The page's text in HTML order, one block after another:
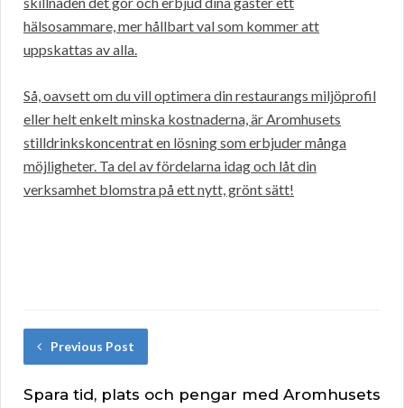
hälsosammare, mer hållbart val som kommer att
uppskattas av alla.
Så, oavsett om du vill optimera din restaurangs miljöprofil
eller helt enkelt minska kostnaderna, är Aromhusets
stilldrinkskoncentrat en lösning som erbjuder många
möjligheter. Ta del av fördelarna idag och låt din
verksamhet blomstra på ett nytt, grönt sätt!
Previous Post
Spara tid, plats och pengar med Aromhusets